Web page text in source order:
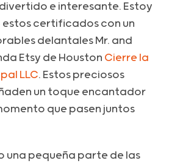
e interesante. Estoy
certificados con un
delantales Mr. and
Etsy de Houston Cierre la
LLC. Estos preciosos
un toque encantador
que pasen juntos
una pequeña parte de las